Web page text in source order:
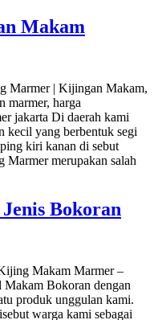
Makam
Marmer | Kijingan Makam,
marmer, harga
jakarta Di daerah kami
kecil yang berbentuk segi
kiri kanan di sebut
Marmer merupakan salah
Bokoran
Makam Marmer –
Bokoran dengan
produk unggulan kami.
warga kami sebagai